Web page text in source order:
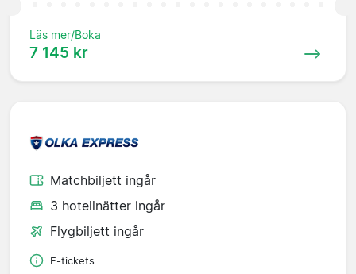
Läs mer/Boka
7 145 kr
Matchbiljett ingår
3 hotellnätter ingår
Flygbiljett ingår
E-tickets